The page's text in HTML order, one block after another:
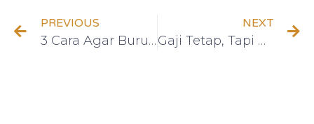
PREVIOUS
3 Cara Agar Buruh Bisa Naik Kelas Finansial Meski Hanya Mengandalkan Gaji
NEXT
Gaji Tetap, Tapi Bisa Kaya? Cara Buruh Naik Kelas Finansial dengan Saham Syariah